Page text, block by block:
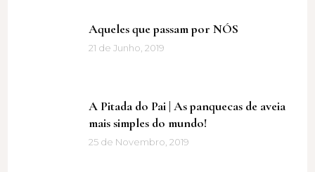
Aqueles que passam por NÓS
21 de Junho, 2019
A Pitada do Pai | As panquecas de aveia
mais simples do mundo!
25 de Novembro, 2019